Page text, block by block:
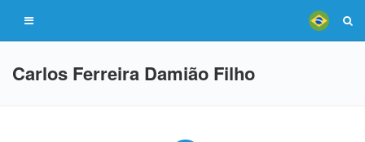
Carlos Ferreira Damião Filho